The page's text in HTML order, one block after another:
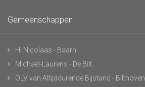
Gemeenschappen
H. Nicolaas - Baarn
Michaël-Laurens - De Bilt
OLV van Altijddurende Bijstand - Bilthoven